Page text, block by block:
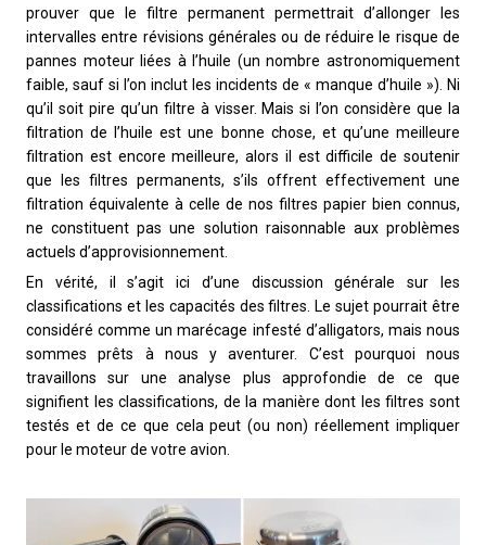
prouver que le filtre permanent permettrait d’allonger les
intervalles entre révisions générales ou de réduire le risque de
pannes moteur liées à l’huile (un nombre astronomiquement
faible, sauf si l’on inclut les incidents de « manque d’huile »). Ni
qu’il soit pire qu’un filtre à visser. Mais si l’on considère que la
filtration de l’huile est une bonne chose, et qu’une meilleure
filtration est encore meilleure, alors il est difficile de soutenir
que les filtres permanents, s’ils offrent effectivement une
filtration équivalente à celle de nos filtres papier bien connus,
ne constituent pas une solution raisonnable aux problèmes
actuels d’approvisionnement.
En vérité, il s’agit ici d’une discussion générale sur les
classifications et les capacités des filtres. Le sujet pourrait être
considéré comme un marécage infesté d’alligators, mais nous
sommes prêts à nous y aventurer. C’est pourquoi nous
travaillons sur une analyse plus approfondie de ce que
signifient les classifications, de la manière dont les filtres sont
testés et de ce que cela peut (ou non) réellement impliquer
pour le moteur de votre avion.